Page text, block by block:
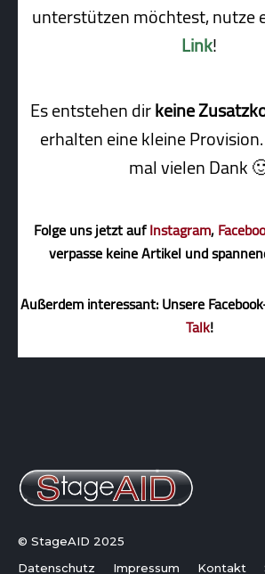
unterstützen möchtest, nutze
Link!
Es entstehen dirkeine
erhalten eine kleine
mal vielen Dank
Folge uns jetzt aufInstagram,
verpasse keine Artikel und
Außerdem interessant: Unsere
Talk!
© StageAID 2025
Datenschutz
Impressum Kontakt